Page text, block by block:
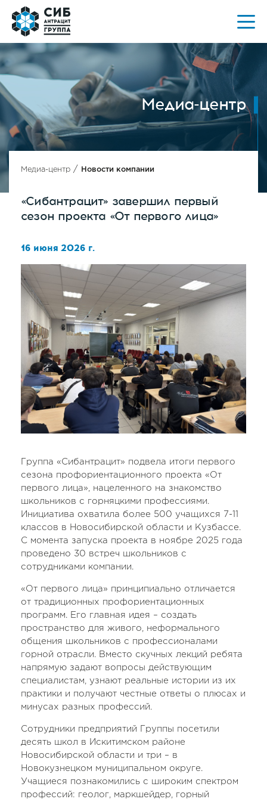
Медиа-центр
Медиа-центр / Новости компании
«Сибантрацит» завершил первый
сезон проекта «От первого лица»
16 июня 2026 г.
Группа «Сибантрацит» подвела итоги первого
сезона профориентационного проекта «От
первого лица», нацеленного на знакомство
школьников с горняцкими профессиями.
Инициатива охватила более 500 учащихся 7-11
классов в Новосибирской области и Кузбассе.
С момента запуска проекта в ноябре 2025 года
проведено 30 встреч школьников с
сотрудниками компании.
«От первого лица» принципиально отличается
от традиционных профориентационных
программ. Его главная идея – создать
пространство для живого, неформального
общения школьников с профессионалами
горной отрасли. Вместо скучных лекций ребята
напрямую задают вопросы действующим
специалистам, узнают реальные истории из их
практики и получают честные ответы о плюсах и
минусах разных профессий.
Сотрудники предприятий Группы посетили
десять школ в Искитимском районе
Новосибирской области и три – в
Новокузнецком муниципальном округе.
Учащиеся познакомились с широким спектром
профессий: геолог, маркшейдер, горный